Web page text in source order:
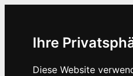
Ihre
Diese Website